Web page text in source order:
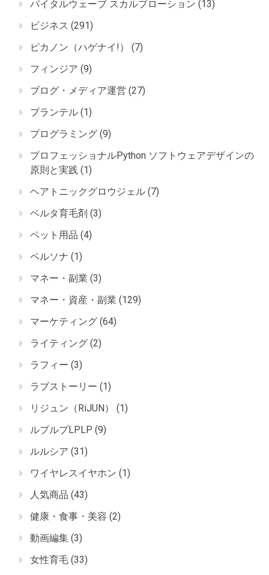
バイタルウェーブ スカルプローション (13)
ビジネス (291)
ピカノン（ハゲナイ!）
(7)
フィンジア (9)
ブログ・メディア運営 (27)
プランテル (1)
プログラミング (9)
プロフェッショナルPython ソフトウェアデザインの
原則と実践 (1)
ヘアトニックグロウジェル (7)
ベルタ育毛剤 (3)
ペット用品 (4)
ペルソナ (1)
マネー・副業 (3)
マネー・資産・副業 (129)
マーケティング (64)
ライティング (2)
ラフィー (3)
ラブストーリー (1)
リジュン（RiJUN）
(1)
ルプルプLPLP (9)
ルルシア (31)
ワイヤレスイヤホン (1)
人気商品 (43)
健康・食事・美容 (2)
動画編集 (3)
女性育毛 (33)